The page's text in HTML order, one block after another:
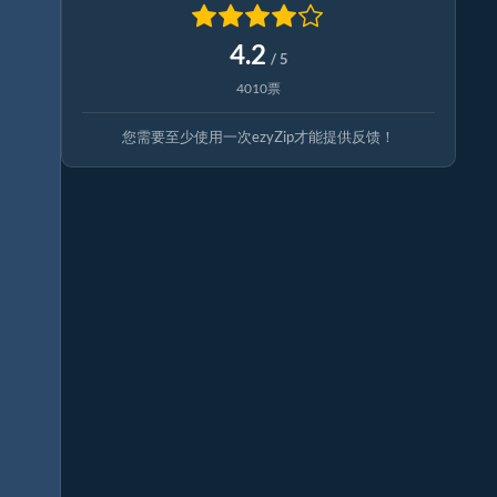
4.2 / 5
4010票
您需要至少使用一次ezyZip才能提供反馈！